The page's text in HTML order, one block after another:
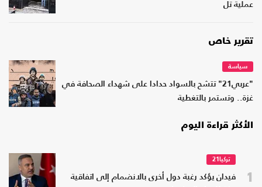
عملية تل
تقرير خاص
سياسة
"عربي21" تتشح بالسواد حدادا على شهداء الصحافة في
غزة.. وتستمر بالتغطية
الأكثر قراءة اليوم
1
تركيا21
فيدان يؤكد رغبة دول أخرى بالانضمام إلى اتفاقية